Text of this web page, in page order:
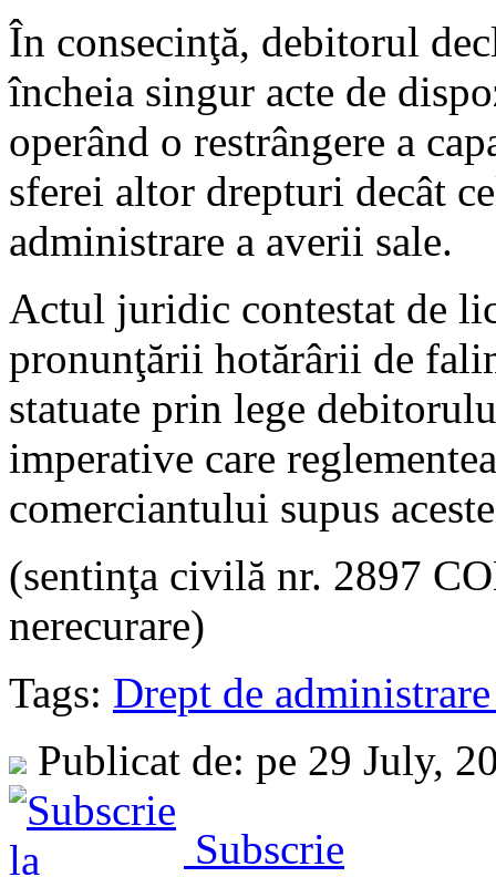
În consecinţă, debitorul
încheia singur acte de
operând o restrângere a
sferei altor drepturi decât
administrare a averii sale.
Actul juridic contestat de
pronunţării hotărârii de
statuate prin lege
imperative care
comerciantului supus
(sentinţa civilă nr. 2897
nerecurare)
Tags: Drept de
Publicat de: pe 29 July,
Subscrie